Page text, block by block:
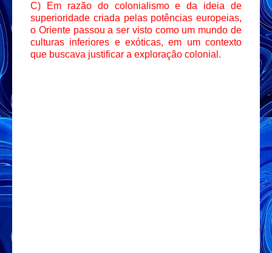
C)
Em razão do colonialismo e da ideia de
superioridade criada pelas potências europeias,
o Oriente passou a ser visto como um mundo de
culturas inferiores e exóticas, em um contexto
que buscava justificar a exploração colonial.